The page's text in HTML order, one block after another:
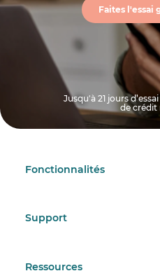
Faites l'essai
Jusqu'à 21 jours
de crédit
Fonctionnalités
Support
Ressources